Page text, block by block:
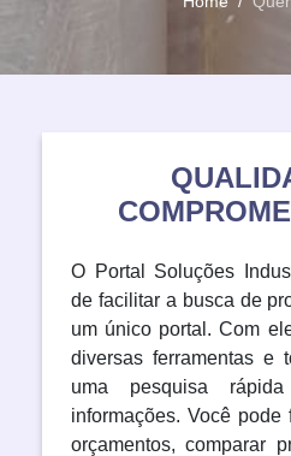
O Portal Soluções
de facilitar a busca de
um único portal. Com
diversas ferramentas e
uma pesquisa
informações. Você
orçamentos, comparar